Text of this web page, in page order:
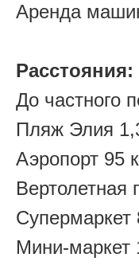
Аренда
Расстояния:
До частного
Пляж Элия
Аэропорт 95
Вертолетная
Супермаркет
Мини-маркет